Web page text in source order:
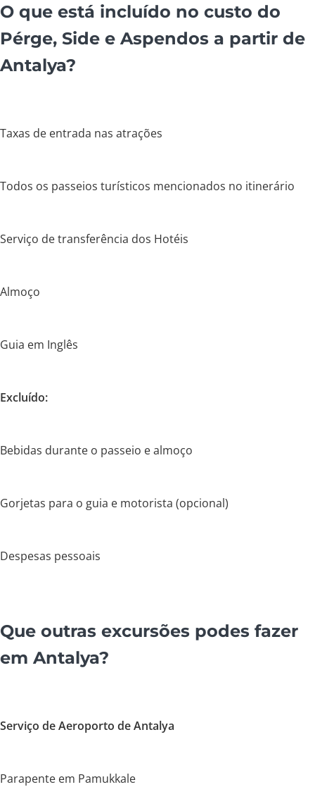
O que está incluído no custo do
Pérge, Side e Aspendos a partir de
Antalya?
Taxas de entrada nas atrações
Todos os passeios turísticos mencionados no itinerário
Serviço de transferência dos Hotéis
Almoço
Guia em Inglês
Excluído:
Bebidas durante o passeio e almoço
Gorjetas para o guia e motorista (opcional)
Despesas pessoais
Que outras excursões podes fazer
em Antalya?
Serviço de Aeroporto de Antalya
Parapente em Pamukkale